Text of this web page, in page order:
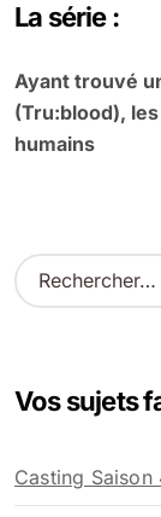
La série :
Ayant trouvé
(Tru:blood),
humains
R
e
r
e
r
Vos sujets
Casting